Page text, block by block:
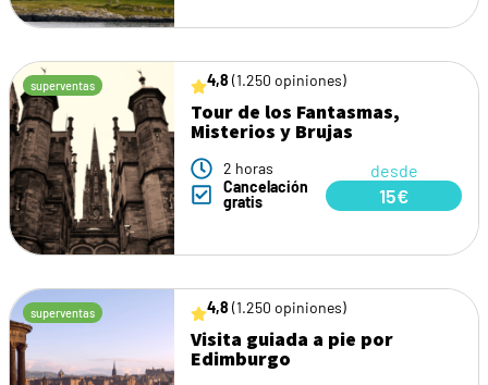
superventas 4,8 (1.250 opiniones)
Tour de los Fantasmas,
Misterios y Brujas
2 horas
Cancelación
gratis
desde
15€
superventas 4,8 (1.250 opiniones)
Visita guiada a pie por
Edimburgo